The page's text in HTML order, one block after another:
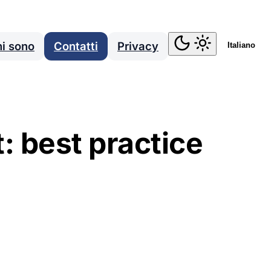
sono Contatti Privacy Italiano
best practice